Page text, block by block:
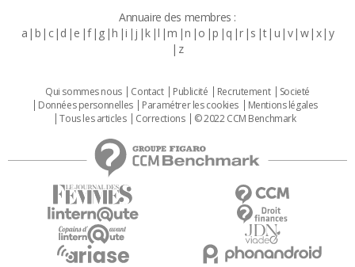
Annuaire des membres :
a b c d e f g h i j k l m n o p q r s t u v w x y
z
Qui sommes nous Contact Publicité Recrutement
Societé
Données personnelles
Paramétrer les cookies
Mentions légales
Tous les articles
Corrections © 2022 CCM Benchmark